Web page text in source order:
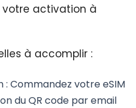
activation à
à accomplir :
: Commandez votre eSIM
du QR code par email